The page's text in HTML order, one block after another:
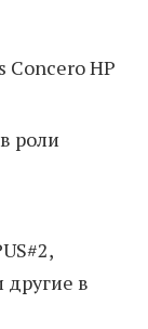
Concero HP
роли
в